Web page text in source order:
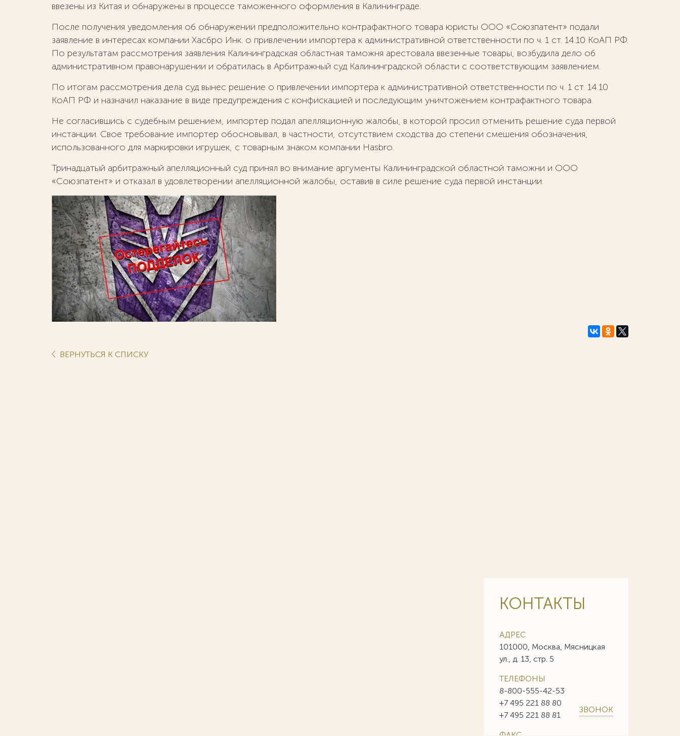
ввезены из Китая и обнаружены в процессе таможенного оформления в Калининграде.
После получения уведомления об обнаружении предположительно контрафактного товара юристы ООО «Союзпатент» подали
заявление в интересах компании Хасбро Инк. о привлечении импортера к административной ответственности по ч. 1 ст. 14.10 КоАП РФ.
По результатам рассмотрения заявления Калининградская областная таможня арестовала ввезенные товары, возбудила дело об
административном правонарушении и обратилась в Арбитражный суд Калининградской области с соответствующим заявлением.
По итогам рассмотрения дела суд вынес решение о привлечении импортера к административной ответственности по ч. 1 ст. 14.10
КоАП РФ и назначил наказание в виде предупреждения с конфискацией и последующим уничтожением контрафактного товара.
Не согласившись с судебным решением, импортер подал апелляционную жалобы, в которой просил отменить решение суда первой
инстанции. Свое требование импортер обосновывал, в частности, отсутствием сходства до степени смешения обозначения,
использованного для маркировки игрушек, с товарным знаком компании Hasbro.
Тринадцатый арбитражный апелляционный суд принял во внимание аргументы Калининградской областной таможни и ООО
«Союзпатент» и отказал в удовлетворении апелляционной жалобы, оставив в силе решение суда первой инстанции.
ВЕРНУТЬСЯ К СПИСКУ
КОНТАКТЫ
АДРЕС
101000, Москва, Мясницкая
ул., д. 13, стр. 5
ТЕЛЕФОНЫ
8-800-555-42-53
+7 495 221 88 80
+7 495 221 88 81
ЗВОНОК